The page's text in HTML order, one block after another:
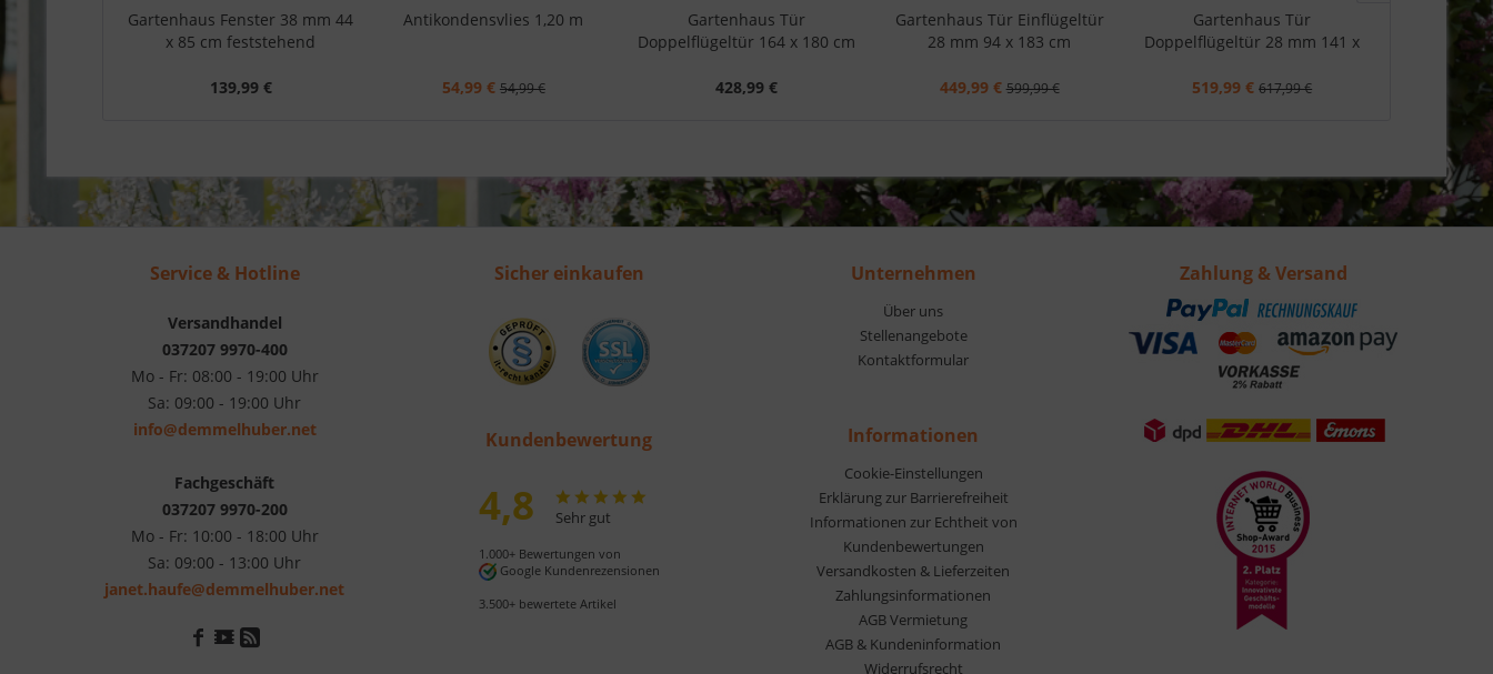
Gartenhaus Fenster 38 mm 44
x 85 cm feststehend
139,99 €
Antikondensvlies 1,20 m
54,99 € 54,99 €
Gartenhaus Tür
Doppelflügeltür 164 x 180 cm
428,99 €
Gartenhaus Tür Einflügeltür
28 mm 94 x 183 cm
449,99 € 599,99 €
Gartenhaus Tür
Doppelflügeltür 28 mm 141 x
519,99 € 617,99 €
cm
Service & Hotline
Versandhandel
037207 9970-400
Mo - Fr: 08:00 - 19:00 Uhr
Sa: 09:00 - 19:00 Uhr
info@demmelhuber.net
Fachgeschäft
037207 9970-200
Mo - Fr: 10:00 - 18:00 Uhr
Sa: 09:00 - 13:00 Uhr
janet.haufe@demmelhuber.net
Sicher einkaufen
Kundenbewertung
4,8 Sehr gut
1.000+ Bewertungen von
Google Kundenrezensionen
3.500+ bewertete Artikel
Unternehmen
Über uns
Stellenangebote
Kontaktformular
Informationen
Cookie-Einstellungen
Erklärung zur Barrierefreiheit
Informationen zur Echtheit von
Kundenbewertungen
Versandkosten & Lieferzeiten
Zahlungsinformationen
AGB Vermietung
AGB & Kundeninformation
Widerrufsrecht
Zahlung & Versand